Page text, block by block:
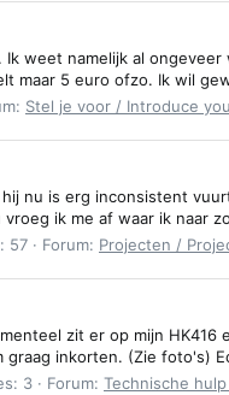
weet namelijk al
maar 5 euro ofzo. Ik wil
Stel je voor / Introduce
nu is erg inconsistent
ik me af waar ik naar
57 Forum: Projecten /
zit er op mijn
inkorten. (Zie foto's)
3 Forum: Technische